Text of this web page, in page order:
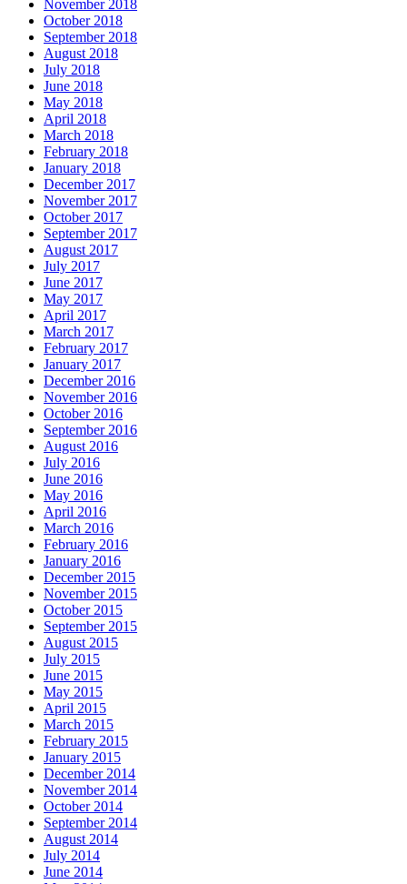
November 2018
October 2018
September 2018
August 2018
July 2018
June 2018
May 2018
April 2018
March 2018
February 2018
January 2018
December 2017
November 2017
October 2017
September 2017
August 2017
July 2017
June 2017
May 2017
April 2017
March 2017
February 2017
January 2017
December 2016
November 2016
October 2016
September 2016
August 2016
July 2016
June 2016
May 2016
April 2016
March 2016
February 2016
January 2016
December 2015
November 2015
October 2015
September 2015
August 2015
July 2015
June 2015
May 2015
April 2015
March 2015
February 2015
January 2015
December 2014
November 2014
October 2014
September 2014
August 2014
July 2014
June 2014